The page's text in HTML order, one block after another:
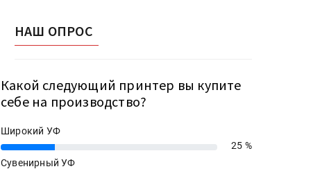
НАШ ОПРОС
Какой следующий принтер вы купите
себе на производство?
Широкий УФ
25%
25 %
Сувенирный УФ